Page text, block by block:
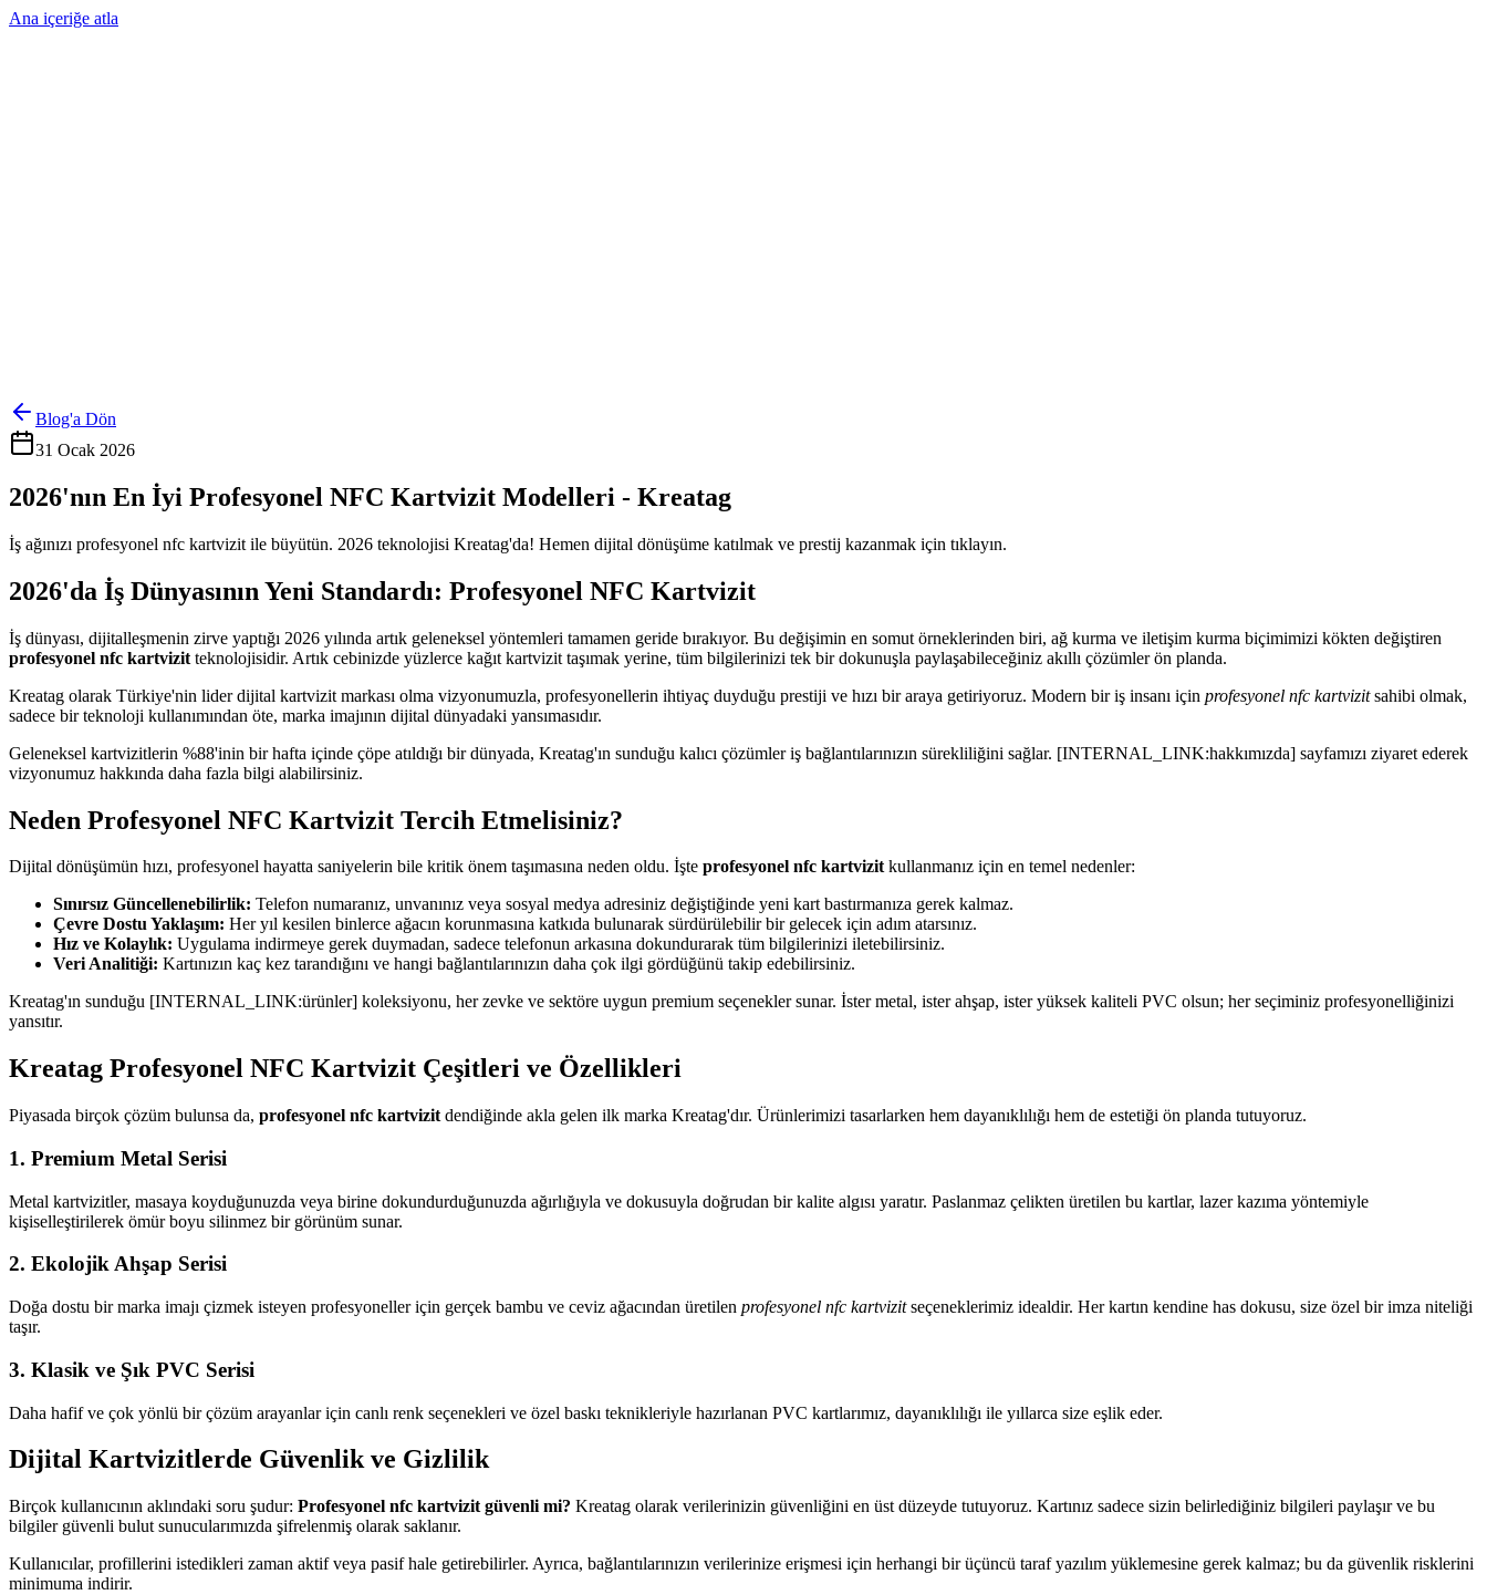
Ana içeriğe atla
Blog'a Dön
31 Ocak 2026
2026'nın En İyi Profesyonel NFC Kartvizit Modelleri - Kreatag
İş ağınızı profesyonel nfc kartvizit ile büyütün. 2026 teknolojisi Kreatag'da! Hemen dijital dönüşüme katılmak ve prestij kazanmak için tıklayın.
2026'da İş Dünyasının Yeni Standardı: Profesyonel NFC Kartvizit
İş dünyası, dijitalleşmenin zirve yaptığı 2026 yılında artık geleneksel yöntemleri tamamen geride bırakıyor. Bu değişimin en somut örneklerinden biri, ağ kurma ve iletişim kurma biçimimizi kökten değiştiren
profesyonel nfc kartvizit teknolojisidir. Artık cebinizde yüzlerce kağıt kartvizit taşımak yerine, tüm bilgilerinizi tek bir dokunuşla paylaşabileceğiniz akıllı çözümler ön planda.
Kreatag olarak Türkiye'nin lider dijital kartvizit markası olma vizyonumuzla, profesyonellerin ihtiyaç duyduğu prestiji ve hızı bir araya getiriyoruz. Modern bir iş insanı için profesyonel nfc kartvizitsahibi olmak,
sadece bir teknoloji kullanımından öte, marka imajının dijital dünyadaki yansımasıdır.
Geleneksel kartvizitlerin %88'inin bir hafta içinde çöpe atıldığı bir dünyada, Kreatag'ın sunduğu kalıcı çözümler iş bağlantılarınızın sürekliliğini sağlar. [INTERNAL_LINK:hakkımızda] sayfamızı ziyaret ederek
vizyonumuz hakkında daha fazla bilgi alabilirsiniz.
Neden Profesyonel NFC Kartvizit Tercih Etmelisiniz?
Dijital dönüşümün hızı, profesyonel hayatta saniyelerin bile kritik önem taşımasına neden oldu. İşte profesyonel nfc kartvizitkullanmanız için en temel nedenler:
Sınırsız Güncellenebilirlik: Telefon numaranız, unvanınız veya sosyal medya adresiniz değiştiğinde yeni kart bastırmanıza gerek kalmaz.
Çevre Dostu Yaklaşım: Her yıl kesilen binlerce ağacın korunmasına katkıda bulunarak sürdürülebilir bir gelecek için adım atarsınız.
Hız ve Kolaylık: Uygulama indirmeye gerek duymadan, sadece telefonun arkasına dokundurarak tüm bilgilerinizi iletebilirsiniz.
Veri Analitiği: Kartınızın kaç kez tarandığını ve hangi bağlantılarınızın daha çok ilgi gördüğünü takip edebilirsiniz.
Kreatag'ın sunduğu [INTERNAL_LINK:ürünler] koleksiyonu, her zevke ve sektöre uygun premium seçenekler sunar. İster metal, ister ahşap, ister yüksek kaliteli PVC olsun; her seçiminiz profesyonelliğinizi
yansıtır.
Kreatag Profesyonel NFC Kartvizit Çeşitleri ve Özellikleri
Piyasada birçok çözüm bulunsa da, profesyonel nfc kartvizit dendiğinde akla gelen ilk marka Kreatag'dır. Ürünlerimizi tasarlarken hem dayanıklılığı hem de estetiği ön planda tutuyoruz.
1. Premium Metal Serisi
Metal kartvizitler, masaya koyduğunuzda veya birine dokundurduğunuzda ağırlığıyla ve dokusuyla doğrudan bir kalite algısı yaratır. Paslanmaz çelikten üretilen bu kartlar, lazer kazıma yöntemiyle
kişiselleştirilerek ömür boyu silinmez bir görünüm sunar.
2. Ekolojik Ahşap Serisi
Doğa dostu bir marka imajı çizmek isteyen profesyoneller için gerçek bambu ve ceviz ağacından üretilen profesyonel nfc kartvizitseçeneklerimiz idealdir. Her kartın kendine has dokusu, size özel bir imza niteliği
taşır.
3. Klasik ve Şık PVC Serisi
Daha hafif ve çok yönlü bir çözüm arayanlar için canlı renk seçenekleri ve özel baskı teknikleriyle hazırlanan PVC kartlarımız, dayanıklılığı ile yıllarca size eşlik eder.
Dijital Kartvizitlerde Güvenlik ve Gizlilik
Birçok kullanıcının aklındaki soru şudur: Profesyonel nfc kartvizit güvenli mi? Kreatag olarak verilerinizin güvenliğini en üst düzeyde tutuyoruz. Kartınız sadece sizin belirlediğiniz bilgileri paylaşır ve bu
bilgiler güvenli bulut sunucularımızda şifrelenmiş olarak saklanır.
Kullanıcılar, profillerini istedikleri zaman aktif veya pasif hale getirebilirler. Ayrıca, bağlantılarınızın verilerinize erişmesi için herhangi bir üçüncü taraf yazılım yüklemesine gerek kalmaz; bu da güvenlik risklerini
minimuma indirir.